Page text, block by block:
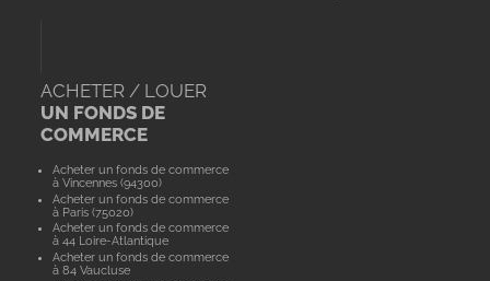
ACHETER / LOUER
UN FONDS DE
COMMERCE
Acheter un fonds de commerce
à Vincennes (94300)
Acheter un fonds de commerce
à Paris (75020)
Acheter un fonds de commerce
à 44 Loire-Atlantique
Acheter un fonds de commerce
à 84 Vaucluse